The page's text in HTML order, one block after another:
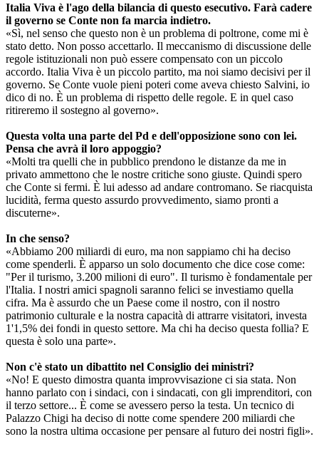
Italia Viva è l'ago della bilancia di questo esecutivo. Farà cadere
il governo se Conte non fa marcia indietro.
«Sì, nel senso che questo non è un problema di poltrone, come mi è
stato detto. Non posso accettarlo. Il meccanismo di discussione delle
regole istituzionali non può essere compensato con un piccolo
accordo. Italia Viva è un piccolo partito, ma noi siamo decisivi per il
governo. Se Conte vuole pieni poteri come aveva chiesto Salvini, io
dico di no. È un problema di rispetto delle regole. E in quel caso
ritireremo il sostegno al governo».
Questa volta una parte del Pd e dell'opposizione sono con lei.
Pensa che avrà il loro appoggio?
«Molti tra quelli che in pubblico prendono le distanze da me in
privato ammettono che le nostre critiche sono giuste. Quindi spero
che Conte si fermi. È lui adesso ad andare contromano. Se riacquista
lucidità, ferma questo assurdo provvedimento, siamo pronti a
discuterne».
In che senso?
«Abbiamo 200 miliardi di euro, ma non sappiamo chi ha deciso
come spenderli. È apparso un solo documento che dice cose come:
"Per il turismo, 3.200 milioni di euro". Il turismo è fondamentale per
l'Italia. I nostri amici spagnoli saranno felici se investiamo quella
cifra. Ma è assurdo che un Paese come il nostro, con il nostro
patrimonio culturale e la nostra capacità di attrarre visitatori, investa
1'1,5% dei fondi in questo settore. Ma chi ha deciso questa follia? E
questa è solo una parte».
Non c'è stato un dibattito nel Consiglio dei ministri?
«No! E questo dimostra quanta improvvisazione ci sia stata. Non
hanno parlato con i sindaci, con i sindacati, con gli imprenditori, con
il terzo settore... È come se avessero perso la testa. Un tecnico di
Palazzo Chigi ha deciso di notte come spendere 200 miliardi che
sono la nostra ultima occasione per pensare al futuro dei nostri figli».